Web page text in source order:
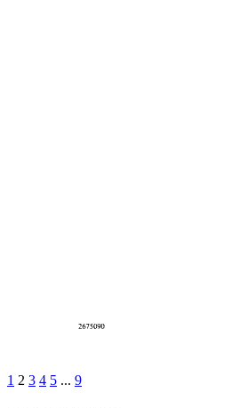
1 2 3 4 5 ... 9